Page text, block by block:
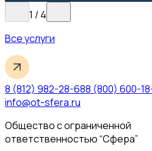
1 /4
Все услуги
8 (812) 982-28-688 (800) 600-
info@ot-sfera.ru
Общество с ограниченной
ответственностью “Сфера”